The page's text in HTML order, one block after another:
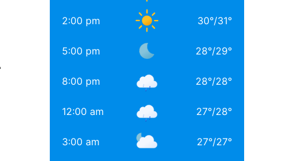
2:00 pm 30°/31°
5:00 pm 28°/29°
8:00 pm 28°/28°
12:00 am 27°/28°
3:00 am 27°/27°